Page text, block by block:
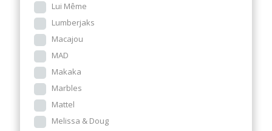
Lui Même
Lumberjaks
Macajou
MAD
Makaka
Marbles
Mattel
Melissa & Doug